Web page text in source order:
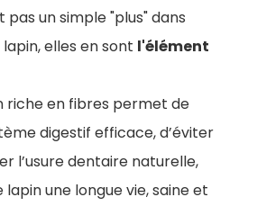
pas un simple "plus" dans
elles en sont l'élément
riche en fibres permet de
digestif efficace, d’éviter
l’usure dentaire naturelle,
une longue vie, saine et